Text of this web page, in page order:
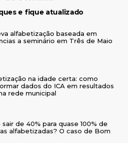
e fique atualizado
alfabetização baseada em
a seminário em Três de Maio
na idade certa: como
dados do ICA em resultados
rede municipal
sair de 40% para quase 100% de
alfabetizadas? O caso de Bom